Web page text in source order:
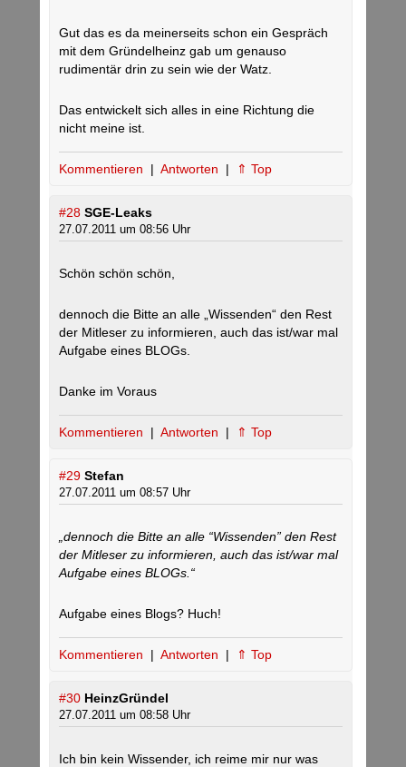
Gut das es da meinerseits schon ein Gespräch
mit dem Gründelheinz gab um genauso
rudimentär drin zu sein wie der Watz.
Das entwickelt sich alles in eine Richtung die
nicht meine ist.
Kommentieren | Antworten | ⇑ Top
#28 SGE-Leaks
27.07.2011 um 08:56 Uhr
Schön schön schön,
dennoch die Bitte an alle „Wissenden“ den Rest
der Mitleser zu informieren, auch das ist/war mal
Aufgabe eines BLOGs.
Danke im Voraus
Kommentieren | Antworten | ⇑ Top
#29 Stefan
27.07.2011 um 08:57 Uhr
„dennoch die Bitte an alle “Wissenden” den Rest
der Mitleser zu informieren, auch das ist/war mal
Aufgabe eines BLOGs.“
Aufgabe eines Blogs? Huch!
Kommentieren | Antworten | ⇑ Top
#30 HeinzGründel
27.07.2011 um 08:58 Uhr
Ich bin kein Wissender, ich reime mir nur was